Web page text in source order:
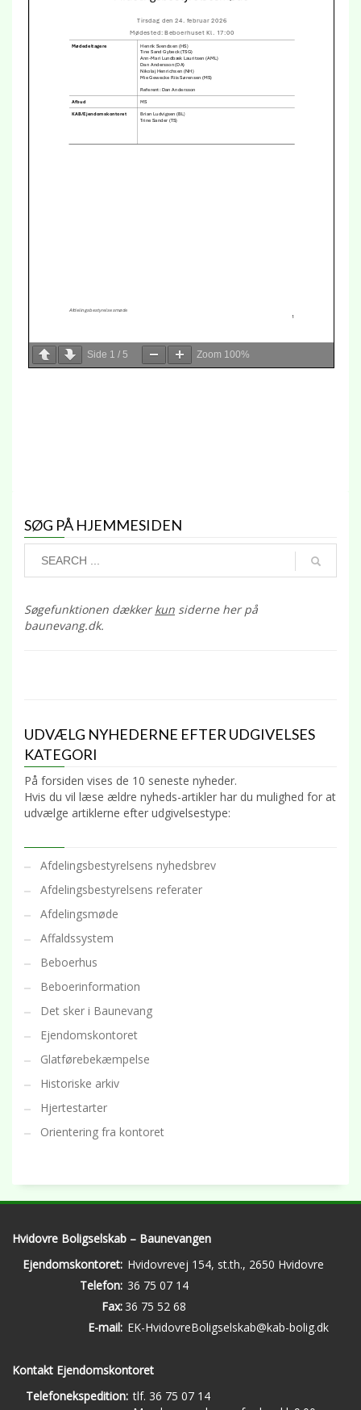
Side 1 / 5 Zoom 100%
SØG PÅ HJEMMESIDEN
Søgefunktionen dækkerkun siderne her på
baunevang.dk.
UDVÆLG NYHEDERNE EFTER UDGIVELSES
KATEGORI
På forsiden vises de 10 seneste nyheder.
Hvis du vil læse ældre nyheds-artikler har du mulighed for at
udvælge artiklerne efter udgivelsestype:
Afdelingsbestyrelsens nyhedsbrev
Afdelingsbestyrelsens referater
Afdelingsmøde
Affaldssystem
Beboerhus
Beboerinformation
Det sker i Baunevang
Ejendomskontoret
Glatførebekæmpelse
Historiske arkiv
Hjertestarter
Orientering fra kontoret
Hvidovre Boligselskab – Baunevangen
Ejendomskontoret: Hvidovrevej 154, st.th., 2650 Hvidovre
Telefon: 36 75 07 14
Fax: 36 75 52 68
E-mail: EK-HvidovreBoligselskab@kab-bolig.dk
Kontakt Ejendomskontoret
Telefonekspedition: tlf. 36 75 07 14